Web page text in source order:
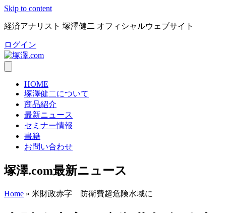
Skip to content
経済アナリスト 塚澤健二 オフィシャルウェブサイト
ログイン
HOME
塚澤健二について
商品紹介
最新ニュース
セミナー情報
書籍
お問い合わせ
塚澤.com最新ニュース
Home » 米財政赤字 防衛費超危険水域に